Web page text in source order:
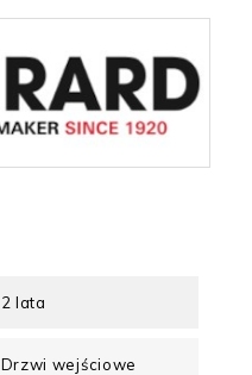
2 lata
Drzwi wejściowe